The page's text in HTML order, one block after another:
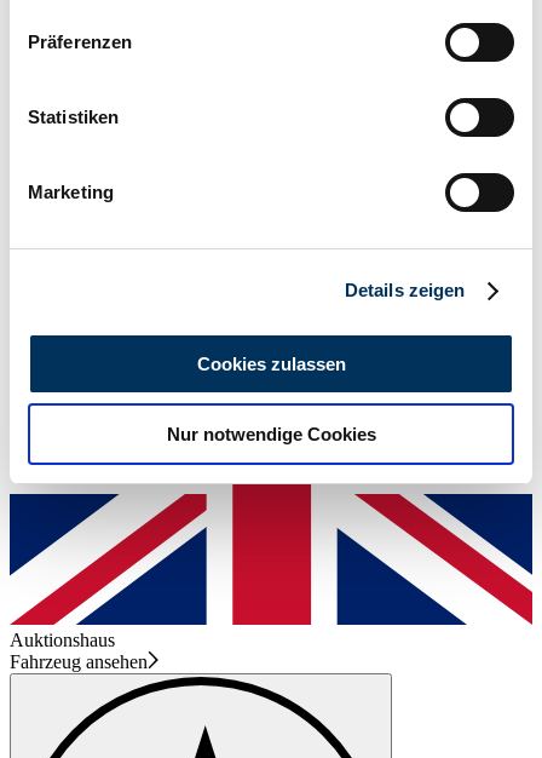
Informationen über Ihre geografische Lage
können
bestimmten Merkmalen (Fingerprinting) identifizieren
Erfahren Sie mehr darüber, wie Ihre persönlichen Daten
analysieren. Außerdem geben wir Informationen zu Ihrer
Verwendung unserer Website an unsere Partner für
soziale Medien, Werbung und Analysen weiter. Unsere
Partner führen diese Informationen möglicherweise mit
weiteren Daten zusammen, die Sie ihnen bereitgestellt
haben oder die sie im Rahmen Ihrer Nutzung der Dienste
gesammelt haben.
Präferenzen
Statistiken
Marketing
Details zeigen
Cookies zulassen
Nur notwendige Cookies
Auktionshaus
Fahrzeug ansehen